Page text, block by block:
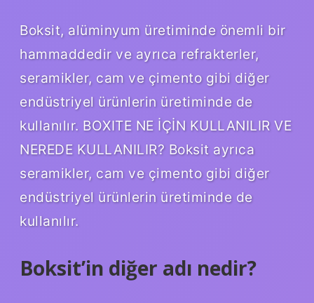
Boksit, alüminyum üretiminde önemli bir
hammaddedir ve ayrıca refrakterler,
seramikler, cam ve çimento gibi diğer
endüstriyel ürünlerin üretiminde de
kullanılır. BOXITE NE İÇİN KULLANILIR VE
NEREDE KULLANILIR? Boksit ayrıca
seramikler, cam ve çimento gibi diğer
endüstriyel ürünlerin üretiminde de
kullanılır.
Boksit’in diğer adı nedir?